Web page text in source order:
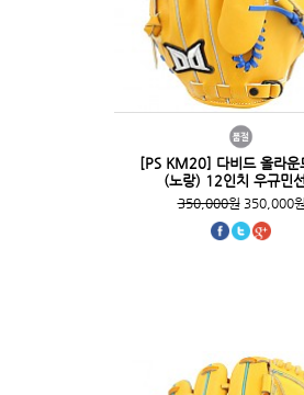
[PS KM20] 다비드 올라운
(노랑) 12인치 우규민
350,000원350,000원